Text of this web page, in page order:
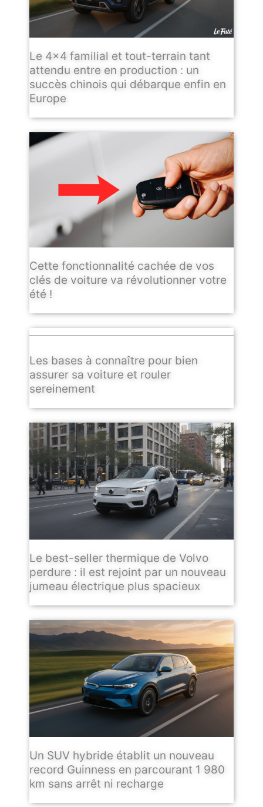
Le 4×4 familial et tout-terrain tant
attendu entre en production : un
succès chinois qui débarque enfin en
Europe
Cette fonctionnalité cachée de vos
clés de voiture va révolutionner votre
été !
Les bases à connaître pour bien
assurer sa voiture et rouler
sereinement
Le best-seller thermique de Volvo
perdure : il est rejoint par un nouveau
jumeau électrique plus spacieux
Un SUV hybride établit un nouveau
record Guinness en parcourant 1 980
km sans arrêt ni recharge